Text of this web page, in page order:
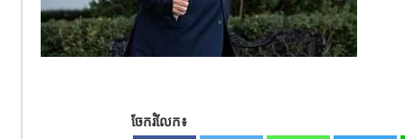
ចែករំលែក៖